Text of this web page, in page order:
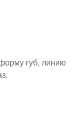
губ, линию